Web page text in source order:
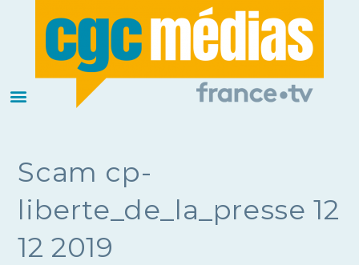
Scam cp-
liberte_de_la_presse 12
12 2019